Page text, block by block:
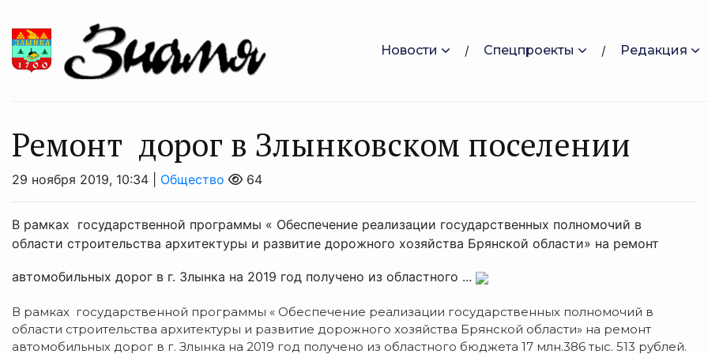
Новости Спецпроекты Редакция
Ремонт дорог в Злынковском поселении
29 ноября 2019, 10:34 | Общество 64
В рамках государственной программы « Обеспечение реализации государственных полномочий в
области строительства архитектуры и развитие дорожного хозяйства Брянской области» на ремонт
автомобильных дорог в г. Злынка на 2019 год получено из областного ...
В рамках государственной программы « Обеспечение реализации государственных полномочий в
области строительства архитектуры и развитие дорожного хозяйства Брянской области» на ремонт
автомобильных дорог в г. Злынка на 2019 год получено из областного бюджета 17 млн.386 тыс. 513 рублей.